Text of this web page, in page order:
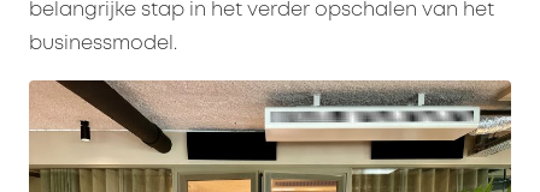
belangrijke stap in het verder opschalen van het
businessmodel.